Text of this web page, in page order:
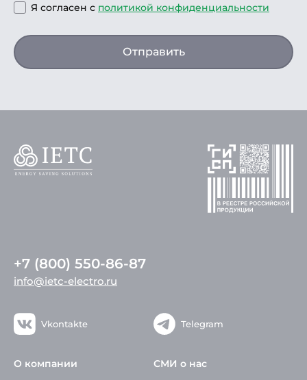
Я согласен с политикой конфиденциальности
Отправить
+7 (800) 550-86-87
info@ietc-electro.ru
Vkontakte Telegram
О компании СМИ о нас